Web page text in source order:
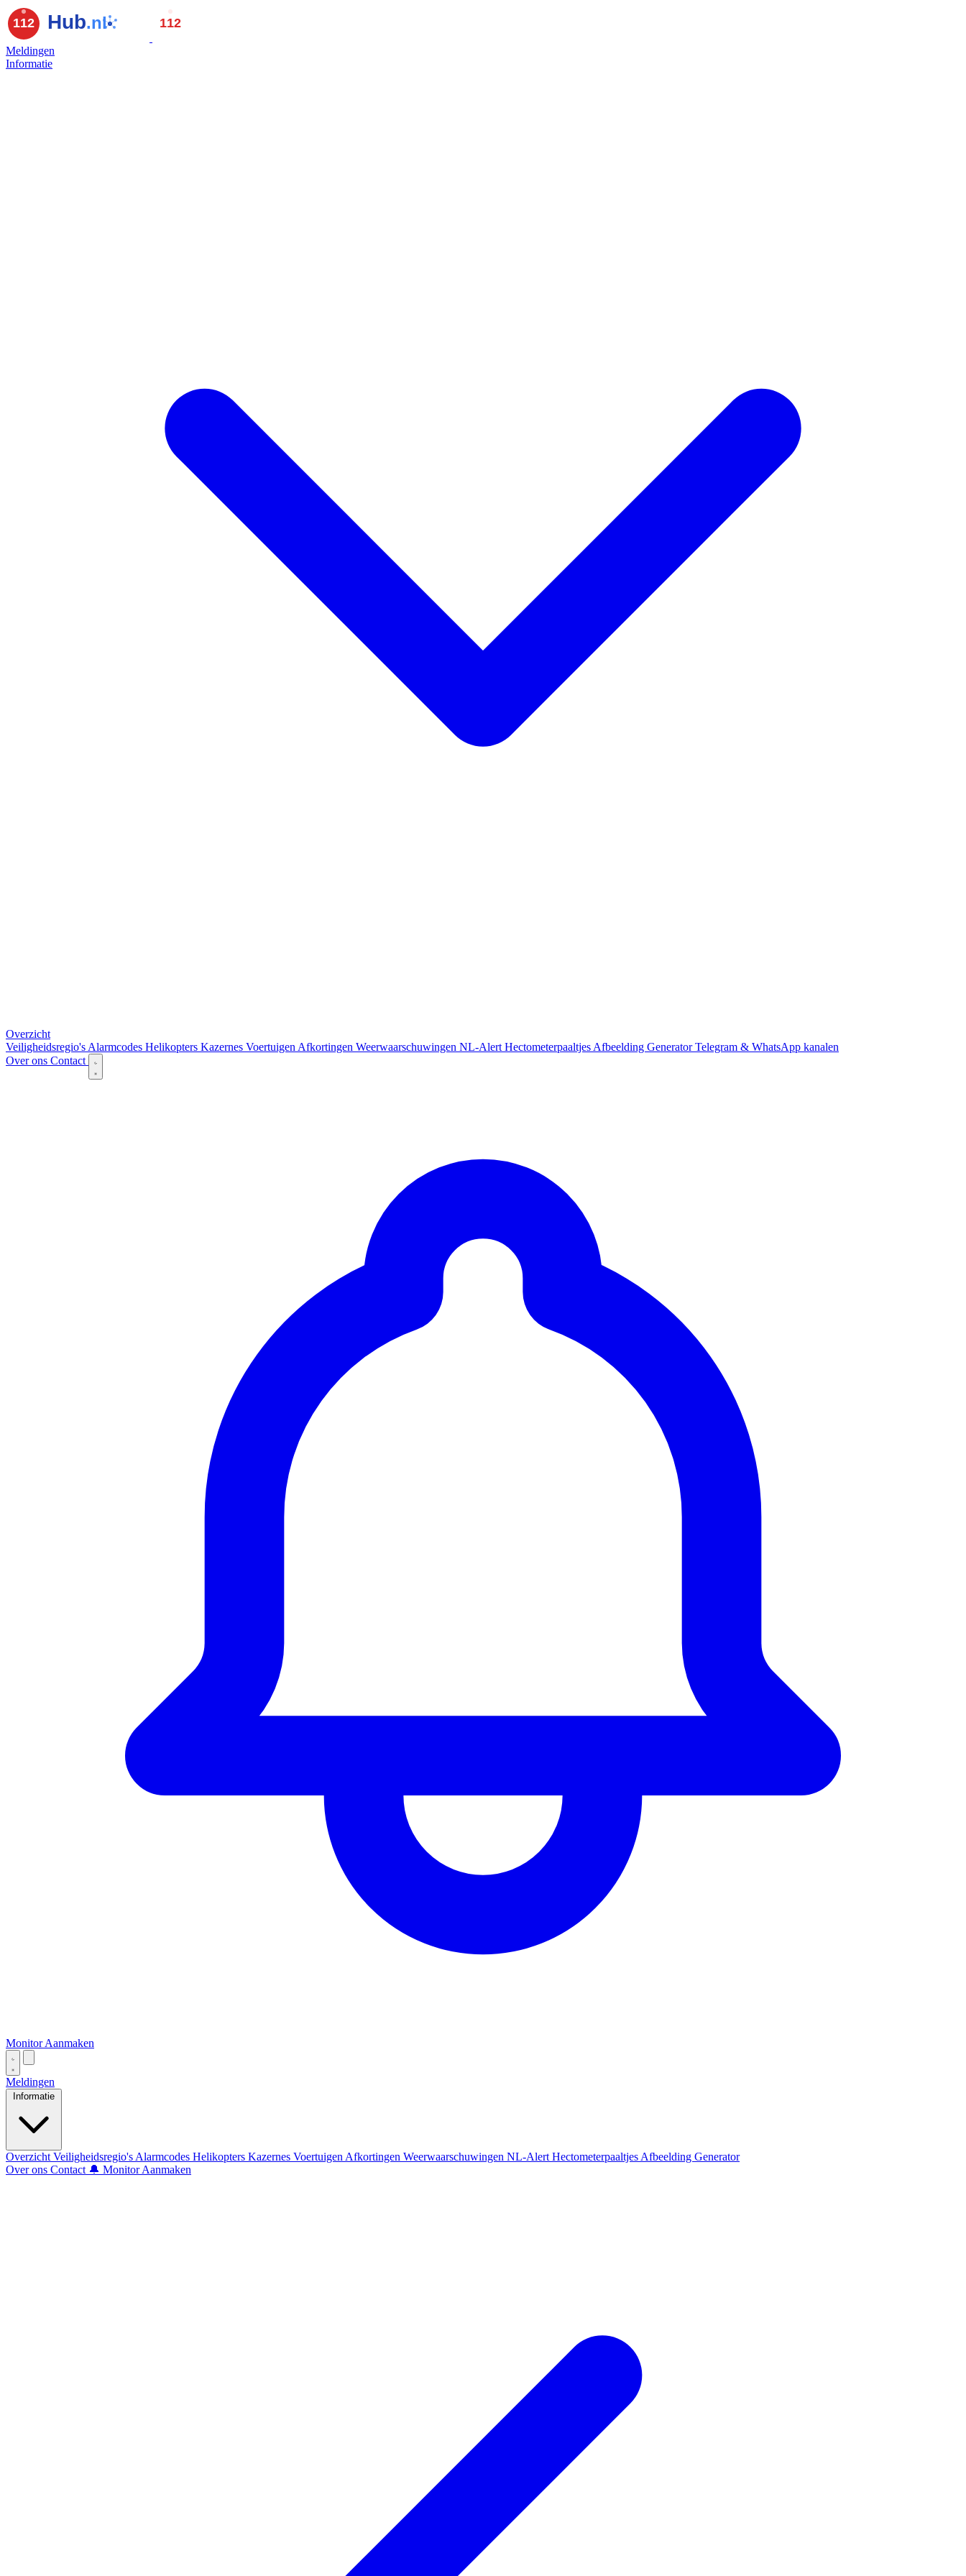
Meldingen
Informatie
Overzicht
Veiligheidsregio's Alarmcodes Helikopters Kazernes Voertuigen Afkortingen Weerwaarschuwingen NL-Alert Hectometerpaaltjes Afbeelding GeneratorTelegram & WhatsApp kanalen
Over ons Contact
Monitor Aanmaken
Meldingen
Informatie
Overzicht Veiligheidsregio's Alarmcodes Helikopters Kazernes Voertuigen Afkortingen Weerwaarschuwingen NL-Alert Hectometerpaaltjes Afbeelding Generator
Over ons Contact 🔔 Monitor Aanmaken